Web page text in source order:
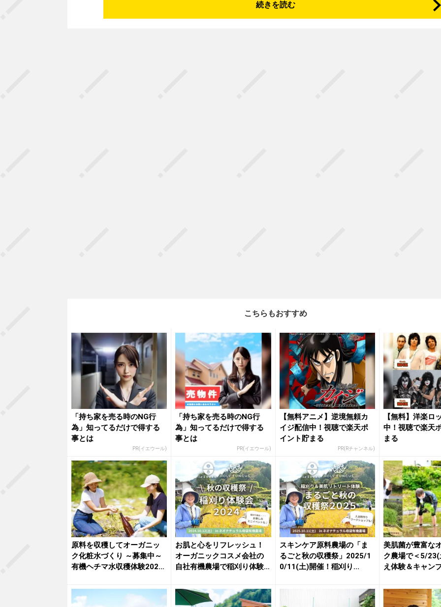
続きを読む
こちらもおすすめ
「持ち家を売る時のNG行
為」知ってるだけで得する
事とは
PR(イエウール)
「持ち家を売る時のNG行
為」知ってるだけで得する
事とは
PR(イエウール)
【無料アニメ】逆境無頼カ
イジ配信中！視聴で楽天ポ
イント貯まる
PR(Rチャンネル)
【無料】洋楽ロ
中！視聴で楽天
まる
原料を収穫してオーガニッ
ク化粧水づくり ～募集中～
有機ヘチマ水収穫体験2024
お肌と心をリフレッシュ！
オーガニックコスメ会社の
自社有機農場で稲刈り体験
スキンケア原料農場の「ま
るごと秋の収穫祭」2025/1
0/11(土)開催！稲刈り...
美肌菌が豊富な
ク農場で＜5/
え体験＆キャン